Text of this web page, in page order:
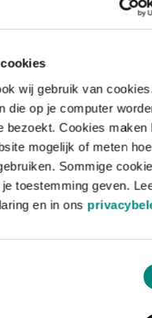
wij gebruik van
die op je computer
bezoekt. Cookies maken
mogelijk of meten hoe
Sommige
toestemming geven.
en in ons